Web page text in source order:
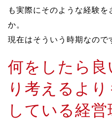
も実際にそのような経験
か。
現在はそういう時期なので
何をしたら良
り考えるよ
している経